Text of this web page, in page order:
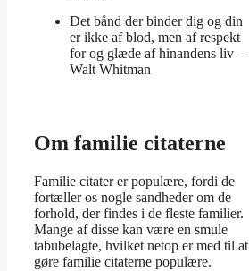
Det bånd der binder dig og din
er ikke af blod, men af respekt
for og glæde af hinandens liv –
Walt Whitman
Om familie citaterne
Familie citater er populære, fordi de
fortæller os nogle sandheder om de
forhold, der findes i de fleste familier.
Mange af disse kan være en smule
tabubelagte, hvilket netop er med til at
gøre familie citaterne populære.